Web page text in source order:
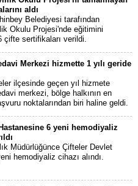
aldı
Belediyesi tarafından
Okulu Projesi'nde eğitimini
çifte sertifikaları verildi.
Merkezi hizmette 1 yılı geride
ilçesinde geçen yıl hizmete
merkezi, bölge halkının en
noktalarından biri haline geldi.
6 yeni hemodiyaliz
Müdürlüğünce Çifteler Devlet
hemodiyaliz cihazı alındı.